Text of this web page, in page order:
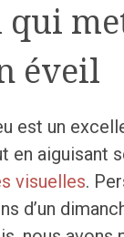
qui
éveil
est un
en aiguisant
visuelles.
d’un